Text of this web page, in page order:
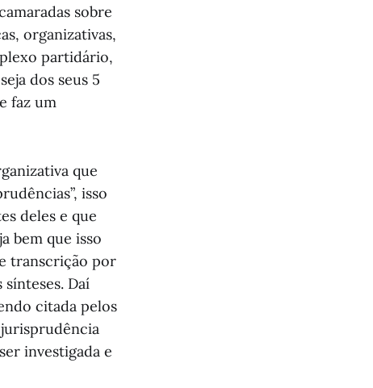
sobre
organizativas,
partidário,
dos seus 5
faz um
que
isso
deles e que
bem que isso
transcrição por
Daí
citada pelos
investigada e